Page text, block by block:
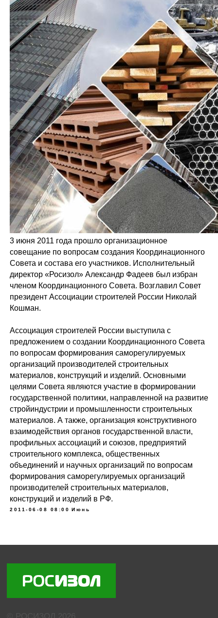
3 июня 2011 года прошло организационное
совещание по вопросам создания Координационного
Совета и состава его участников. Исполнительный
директор «Росизол» Александр Фадеев был избран
членом Координационного Совета. Возглавил Совет
президент Ассоциации строителей России Николай
Кошман.
Ассоциация строителей России выступила с
предложением о создании Координационного Совета
по вопросам формирования саморегулируемых
организаций производителей строительных
материалов, конструкций и изделий. Основными
целями Совета являются участие в формировании
государственной политики, направленной на развитие
стройиндустрии и промышленности строительных
материалов. А также, организация конструктивного
взаимодействия органов государственной власти,
профильных ассоциаций и союзов, предприятий
строительного комплекса, общественных
объединений и научных организаций по вопросам
формирования саморегулируемых организаций
производителей строительных материалов,
конструкций и изделий в РФ.
2011-06-08 08:00 Июнь
© РОСИЗОЛ 2026
Об ассоциации
О минеральной вате
Новости ассоциации
Проекты
Стандартизация
Забота о потребителе
Контакты